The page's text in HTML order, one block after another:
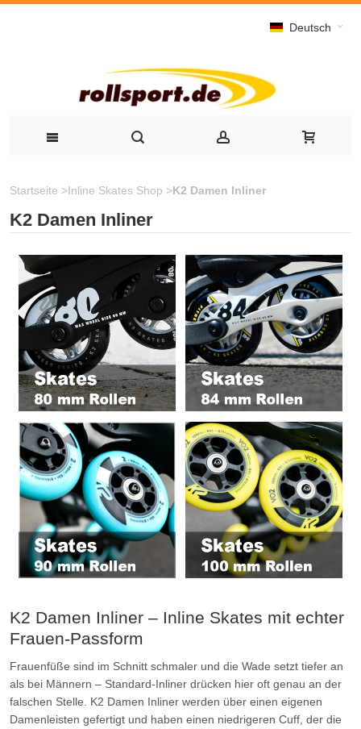
Deutsch
Startseite >Inline Skates Shop >K2 Damen Inliner
K2 Damen Inliner
K2 Damen Inliner – Inline Skates mit echter
Frauen-Passform
Frauenfüße sind im Schnitt schmaler und die Wade setzt tiefer an
als bei Männern – Standard-Inliner drücken hier oft genau an der
falschen Stelle. K2 Damen Inliner werden über einen eigenen
Damenleisten gefertigt und haben einen niedrigeren Cuff, der die